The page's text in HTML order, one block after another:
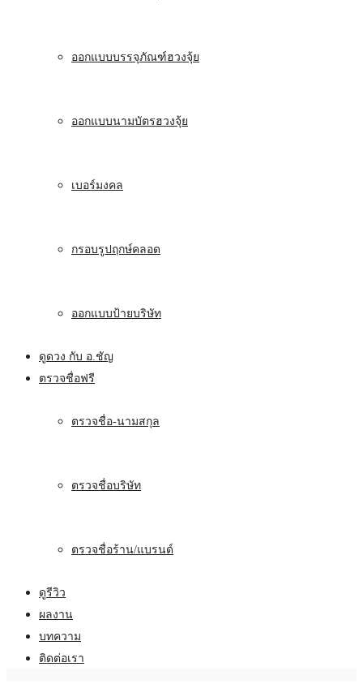
ออกแบบบรรจุภัณฑ์ฮวงจุ้ย
ออกแบบนามบัตรฮวงจุ้ย
เบอร์มงคล
กรอบรูปฤกษ์คลอด
ออกแบบป้ายบริษัท
ดูดวง กับ อ.ชัญ
ตรวจชื่อฟรี
ตรวจชื่อ-นามสกุล
ตรวจชื่อบริษัท
ตรวจชื่อร้าน/แบรนด์
ดูรีวิว
ผลงาน
บทความ
ติดต่อเรา